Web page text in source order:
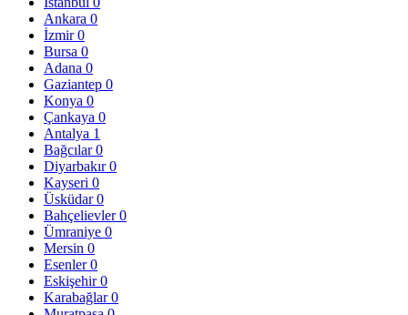
Ankara 0
İzmir0
Bursa 0
Adana 0
Gaziantep 0
Konya 0
Çankaya 0
Antalya 1
Bağcılar0
Diyarbakır0
Kayseri 0
Üsküdar0
Bahçelievler0
Ümraniye 0
Mersin 0
Esenler0
Eskişehir0
Karabağlar0